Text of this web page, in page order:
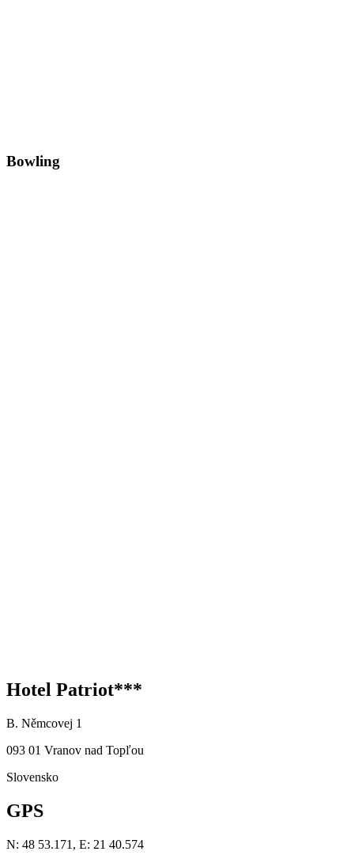
Bowling
Hotel Patriot***
B. Němcovej 1
093 01 Vranov nad Topľou
Slovensko
GPS
N: 48 53.171, E: 21 40.574